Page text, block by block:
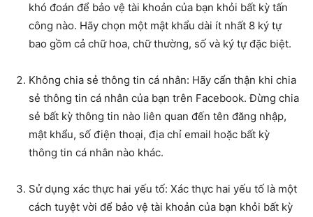
khó đoán để bảo vệ tài khoản của bạn khỏi bất kỳ tấn
công nào. Hãy chọn một mật khẩu dài ít nhất 8 ký tự
bao gồm cả chữ hoa, chữ thường, số và ký tự đặc biệt.
Không chia sẻ thông tin cá nhân: Hãy cẩn thận khi chia
sẻ thông tin cá nhân của bạn trên Facebook. Đừng chia
sẻ bất kỳ thông tin nào liên quan đến tên đăng nhập,
mật khẩu, số điện thoại, địa chỉ email hoặc bất kỳ
thông tin cá nhân nào khác.
Sử dụng xác thực hai yếu tố: Xác thực hai yếu tố là một
cách tuyệt vời để bảo vệ tài khoản của bạn khỏi bất kỳ